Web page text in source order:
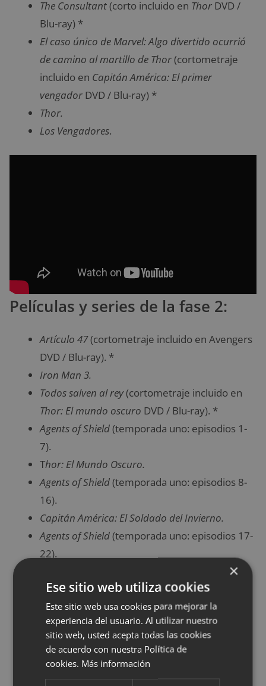
The Consultant(corto incluido en Thor DVD /
Blu-ray) *
El caso único de Marvel: Algo divertido ocurrió
de camino al martillo de Thor(cortometraje
incluido en Capitán América: El primer
vengador DVD / Blu-ray) *
Thor.
Los Vengadores.
Películas y series de la fase 2:
Artículo 47(cortometraje incluido en Avengers
DVD / Blu-ray). *
Iron Man 3.
Todos salven al rey(cortometraje incluido en
Thor: El mundo oscuro DVD / Blu-ray). *
Agents of Shield(temporada uno: episodios 1-
7).
Thor: El Mundo Oscuro.
Agents of Shield(temporada uno: episodios 8-
16).
Capitán América: El Soldado del Invierno.
Agents of Shield(temporada uno: episodios 17-
22).
Guardianes de la Galaxia Vol. 2.
Daredevil(temporada uno). *
Agents of Shield(segunda temporada:
episodios 1-19).
Los Vengadores: La era de Ultron
Agents of Shield(segunda temporada:
×
Ese sitio web utiliza cookies
Este sitio web usa cookies para mejorar la
experiencia del usuario. Al utilizar nuestro
sitio web, usted acepta todas las cookies
de acuerdo con nuestra Política de
cookies. Más información